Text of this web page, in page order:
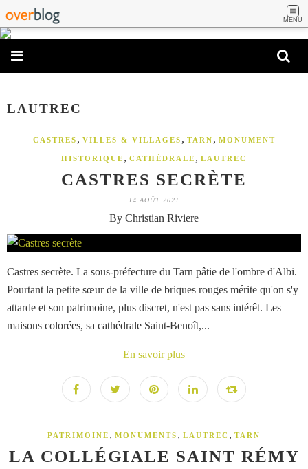
MENU
LAUTREC
CASTRES , VILLES & VILLAGES , TARN , MONUMENT
HISTORIQUE , CATHÉDRALE , LAUTREC
CASTRES SECRÈTE
14 AOÛT 2021
By Christian Riviere
Castres secrète. La sous-préfecture du Tarn pâtie de l'ombre d'Albi.
Pourtant la petite sœur de la ville de briques rouges mérite qu'on s'y
attarde et son patrimoine, plus discret, n'est pas sans intérêt. Les
maisons colorées, sa cathédrale Saint-Benoît,...
En savoir plus
PATRIMOINE , MONUMENTS , LAUTREC , TARN
LA COLLÉGIALE SAINT RÉMY